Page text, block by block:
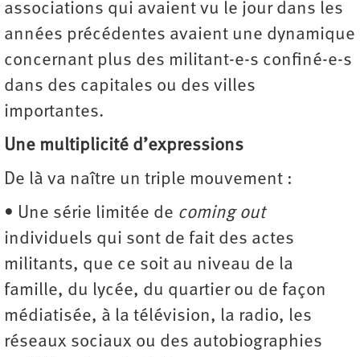
associations qui avaient vu le jour dans les
années précédentes avaient une dynamique
concernant plus des militant-e-s confiné-e-s
dans des capitales ou des villes
importantes.
Une multiplicité d’expressions
De là va naître un triple mouvement :
• Une série limitée de coming out
individuels qui sont de fait des actes
militants, que ce soit au niveau de la
famille, du lycée, du quartier ou de façon
médiatisée, à la télévision, la radio, les
réseaux sociaux ou des autobiographies